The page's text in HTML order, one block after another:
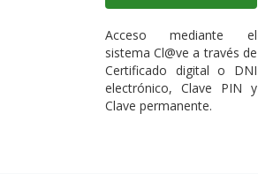
Acceso mediante el
sistema Cl@ve a través de
Certificado digital o DNI
electrónico, Clave PIN y
Clave permanente.